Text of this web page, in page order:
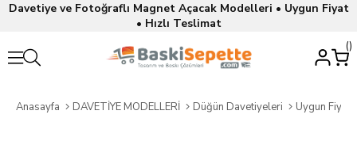
Davetiye ve Fotoğraflı Magnet Açacak Modelleri • Uygun Fiyat
• Hızlı Teslimat
Anasayfa DAVETİYE MODELLERİ Düğün Davetiyeleri Uygun